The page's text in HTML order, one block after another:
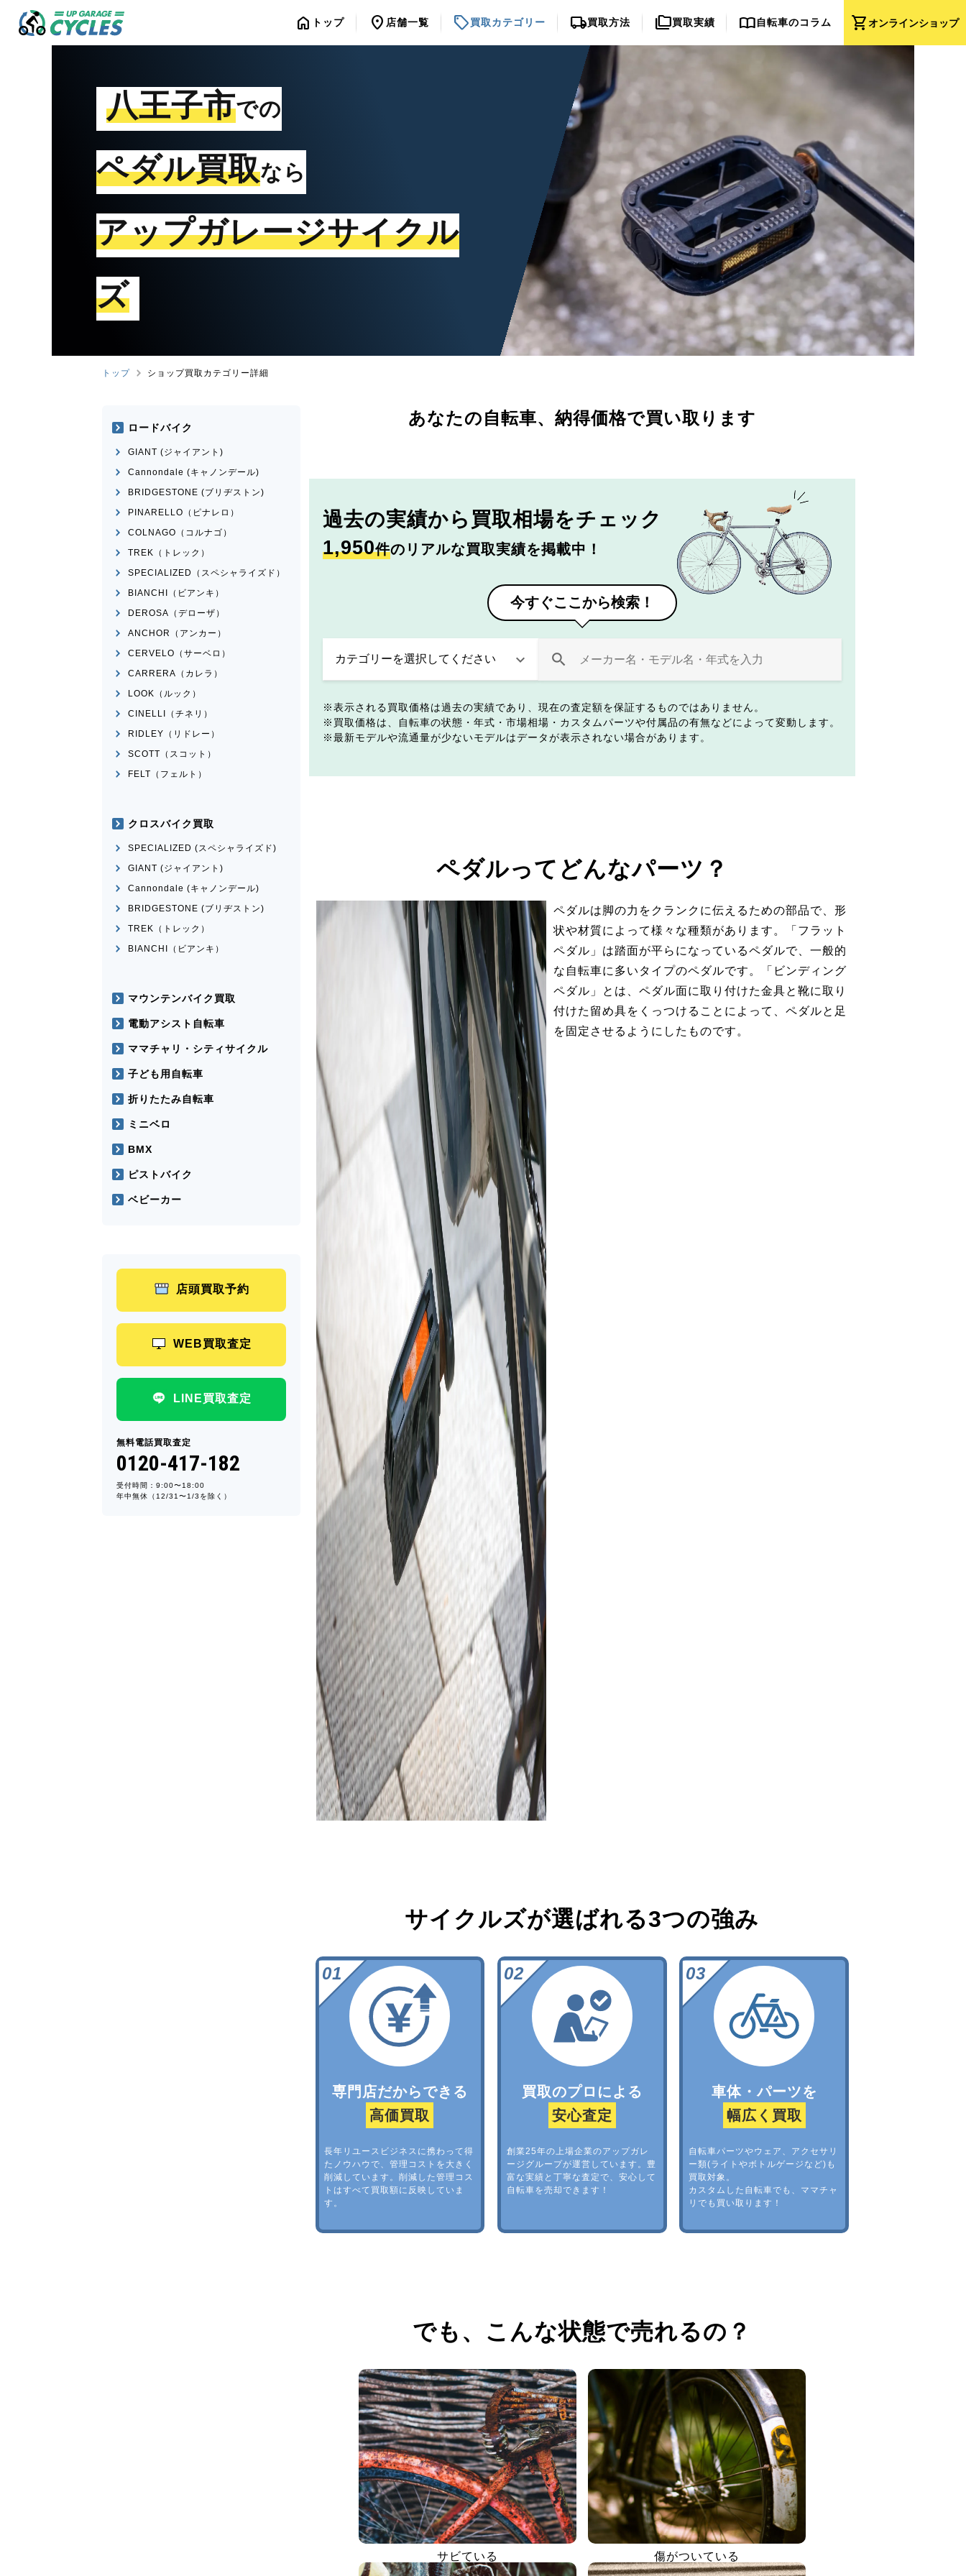
shopping_cartオンラインショップ
home トップ location_on 店舗一覧 sell買取カテゴリー local_shipping買取方法 folder_copy買取実績 import_contacts自転車のコラム
八王子市での
ペダル買取なら
アップガレージサイクル
ズ
トップ ショップ買取カテゴリー詳細
あなたの自転車、 納得価格で買い取ります
過去の実績から 買取相場をチェック
1,950件のリアルな買取実績を掲載中！
今すぐここから検索！
表示される買取価格は過去の実績であり、現在の査定額を保証するものではありません。
買取価格は、自転車の状態・年式・市場相場・カスタムパーツや付属品の有無などによって変動します。
最新モデルや流通量が少ないモデルはデータが表示されない場合があります。
ペダルってどんなパーツ？
ペダルは脚の力をクランクに伝えるための部品で、形
状や材質によって様々な種類があります。「フラット
ペダル」は踏面が平らになっているペダルで、一般的
な自転車に多いタイプのペダルです。「ビンディング
ペダル」とは、ペダル面に取り付けた金具と靴に取り
付けた留め具をくっつけることによって、ペダルと足
を固定させるようにしたものです。
サイクルズが選ばれる3つの強み
専門店だからできる
高価買取
長年リユースビジネスに携わって得
たノウハウで、管理コストを大きく
削減しています。削減した管理コス
トはすべて買取額に反映していま
す。
買取のプロによる
安心査定
創業25年の上場企業のアップガレ
ージグループが運営しています。豊
富な実績と丁寧な査定で、安心して
自転車を売却できます！
車体・パーツを
幅広く買取
自転車パーツやウェア、アクセサリ
ー類(ライトやボトルゲージなど)も
買取対象。
カスタムした自転車でも、ママチャ
リでも買い取ります！
でも、 こんな状態で売れるの？
サビている 傷がついている
ロードバイク
GIANT (ジャイアント)
Cannondale (キャノンデール)
BRIDGESTONE (ブリヂストン)
PINARELLO（ピナレロ）
COLNAGO（コルナゴ）
TREK（トレック）
SPECIALIZED（スペシャライズド）
BIANCHI（ビアンキ）
DEROSA（デローザ）
ANCHOR（アンカー）
CERVELO（サーベロ）
CARRERA（カレラ）
LOOK（ルック）
CINELLI（チネリ）
RIDLEY（リドレー）
SCOTT（スコット）
FELT（フェルト）
クロスバイク買取
SPECIALIZED (スペシャライズド)
GIANT (ジャイアント)
Cannondale (キャノンデール)
BRIDGESTONE (ブリヂストン)
TREK（トレック）
BIANCHI（ビアンキ）
マウンテンバイク買取
電動アシスト自転車
ママチャリ・シティサイクル
子ども用自転車
折りたたみ自転車
ミニベロ
BMX
ピストバイク
ベビーカー
店頭買取予約
WEB買取査定
LINE買取査定
無料電話買取査定
0120-417-182
受付時間：9:00〜18:00
年中無休（12/31〜1/3を除く）